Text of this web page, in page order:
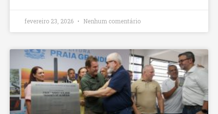
fevereiro 23, 2026 Nenhum comentário